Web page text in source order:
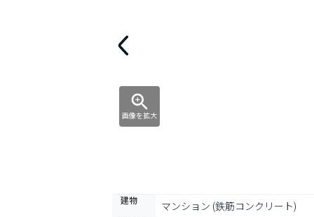
画像を拡大
建物 マンション (鉄筋コンクリート)